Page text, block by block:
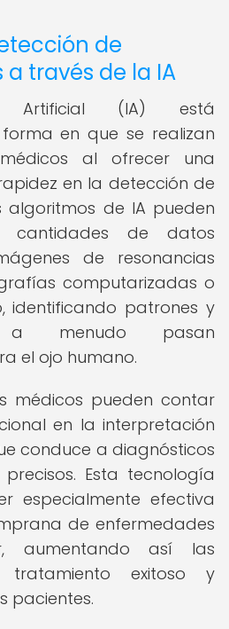
de
través de la IA
Artificial (IA) está
en que se realizan
al ofrecer una
en la detección de
algoritmos de IA pueden
cantidades de datos
de resonancias
computarizadas o
identificando patrones y
menudo pasan
el ojo humano.
médicos pueden contar
en la interpretación
conduce a diagnósticos
Esta tecnología
especialmente efectiva
de enfermedades
aumentando así las
tratamiento exitoso y
pacientes.